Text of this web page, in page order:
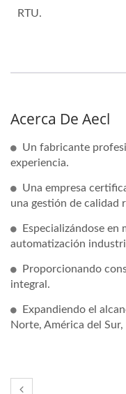
RTU.
Acerca De Aecl
Un fabricante
experiencia.
Una empresa
una gestión de calidad
Especializándose
automatización
Proporcionando
integral.
Expandiendo el
Norte, América del